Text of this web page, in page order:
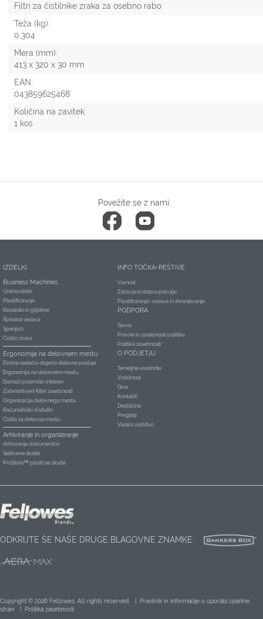
Filtri za čistilnike zraka za osebno rabo
Teža (kg):
0,304
Mera (mm):
413 x 320 x 30 mm
EAN:
043859625468
Količina na zavitek:
1 kos
Povežite se z nami:
IZDELKI
Business Machines
Uničevalniki
Plastificiranje
Rezalniki in giljotine
Špiralna vezava
Spenjači
Čistilci zraka
Ergonomija na delovnem mestu
Dvižne sedeče-stoječe delovne postaje
Ergonomija na delovnem mestu
Domači pisarniški inteireri
Zatemnitveni filter zasebnosti
Organizacija delovnega mesta
Računalniški dodatki
Čistila za delovna mesta
Arhiviranje in organiziranje
Arhiviranje dokumentov
Selitvene škatle
ProStore™ plastčne škatle
INFO TOČKA-REŠTIVE
Varnost
Zdravje in dobro počutje
Plastificiranje, vezava in shranjevanje
PODPORA
Servis
Pravne in zasebnosti politike
Politika zasebnosti
O PODJETJU
Temeljne vrednote
Vzdržnost
Give
Kontakti
Dediščina
Pregled
Visoko vodstvo
ODKRIJTE ŠE NAŠE DRUGE BLAGOVNE ZNAMKE:
Copyright © 2026 Fellowes, All rights reserved. | Pravilnik in informacije o uporabi spletne
strain
Politika zasebnosti